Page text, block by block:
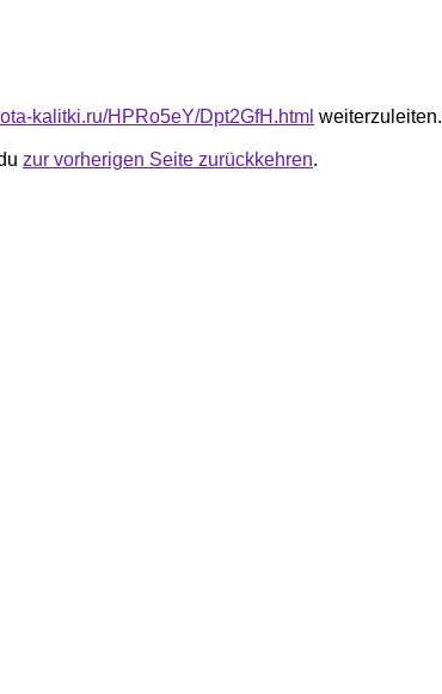
kalitki.ru/HPRo5eY/Dpt2GfH.html weiterzuleiten.
zur vorherigen Seite zurückkehren.